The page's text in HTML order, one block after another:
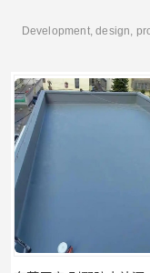
Development, design,